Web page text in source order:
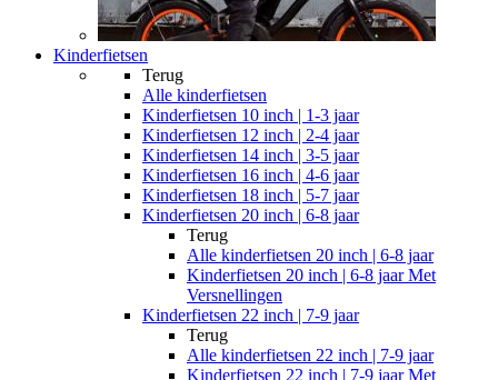
Kinderfietsen
Terug
Alle kinderfietsen
Kinderfietsen 10 inch | 1-3 jaar
Kinderfietsen 12 inch | 2-4 jaar
Kinderfietsen 14 inch | 3-5 jaar
Kinderfietsen 16 inch | 4-6 jaar
Kinderfietsen 18 inch | 5-7 jaar
Kinderfietsen 20 inch | 6-8 jaar
Terug
Alle kinderfietsen 20 inch | 6-8 jaar
Kinderfietsen 20 inch | 6-8 jaar Met
Versnellingen
Kinderfietsen 22 inch | 7-9 jaar
Terug
Alle kinderfietsen 22 inch | 7-9 jaar
Kinderfietsen 22 inch | 7-9 jaar Met